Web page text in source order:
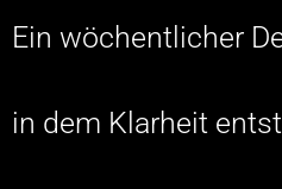
Ein wöchentlicher
in dem Klarheit